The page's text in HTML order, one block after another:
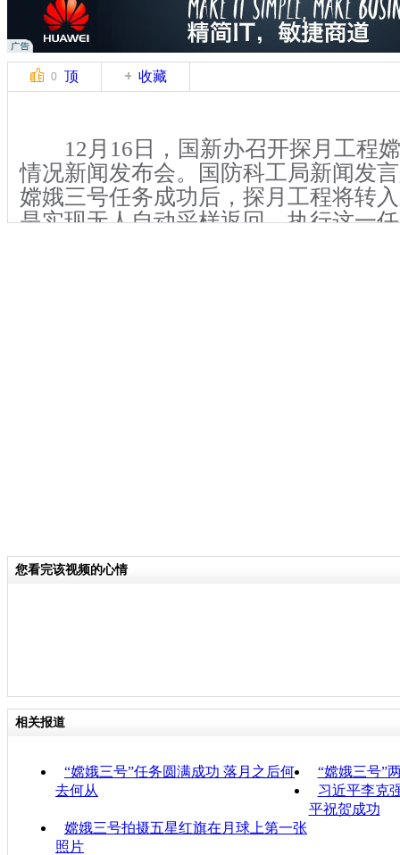
0 顶 收藏
12月16日，国新办召开探月工程
情况新闻发布会。国防科工局新闻发
嫦娥三号任务成功后，探月工程将转
是实现无人自动采样返回，执行这一
您看完该视频的心情
相关报道
“嫦娥三号”任务圆满成功 落月之后何
去何从
“嫦娥三号”
习近平李克
平祝贺成功
嫦娥三号拍摄五星红旗在月球上第一张
照片